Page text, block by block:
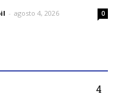
- agosto 4, 2026 0
4